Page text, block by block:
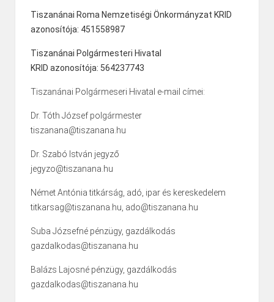
Tiszanánai Roma Nemzetiségi Önkormányzat KRID
azonosítója: 451558987
Tiszanánai Polgármesteri Hivatal
KRID azonosítója: 564237743
Tiszanánai Polgármeseri Hivatal e-mail címei:
Dr. Tóth József polgármester
tiszanana@tiszanana.hu
Dr. Szabó István jegyző
jegyzo@tiszanana.hu
Német Antónia titkárság, adó, ipar és kereskedelem
titkarsag@tiszanana.hu, ado@tiszanana.hu
Suba Józsefné pénzügy, gazdálkodás
gazdalkodas@tiszanana.hu
Balázs Lajosné pénzügy, gazdálkodás
gazdalkodas@tiszanana.hu